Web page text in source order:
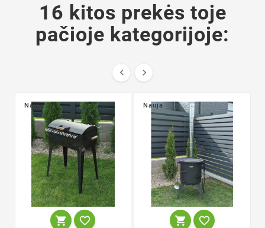
16 kitos prekės toje
pačioje kategorijoje:
 
Nauja
 
Nauja
 